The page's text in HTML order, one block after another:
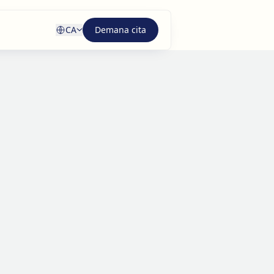
CA Demana cita